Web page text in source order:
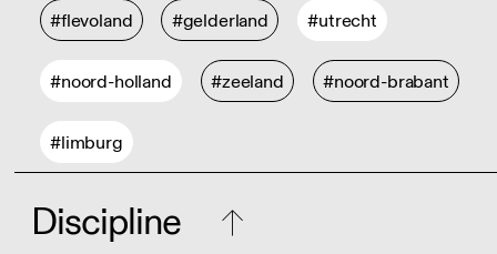
#flevoland #gelderland #utrecht
#noord-holland #zeeland #noord-brabant
#limburg
Discipline